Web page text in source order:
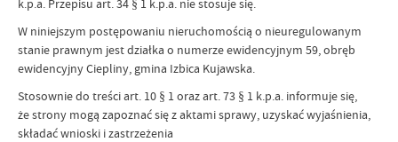
k.p.a. Przepisu art. 34 § 1 k.p.a. nie stosuje się.
W niniejszym postępowaniu nieruchomością o nieuregulowanym
stanie prawnym jest działka o numerze ewidencyjnym 59, obręb
ewidencyjny Ciepliny, gmina Izbica Kujawska.
Stosownie do treści art. 10 § 1 oraz art. 73 § 1 k.p.a. informuje się,
że strony mogą zapoznać się z aktami sprawy, uzyskać wyjaśnienia,
składać wnioski i zastrzeżenia